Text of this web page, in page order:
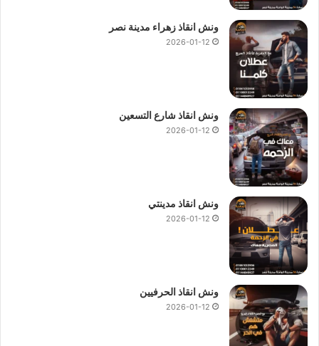
ونش انقاذ زهراء مدينة نصر
2026-01-12
ونش انقاذ شارع التسعين
2026-01-12
ونش انقاذ مدينتي
2026-01-12
ونش انقاذ الحرفيين
2026-01-12